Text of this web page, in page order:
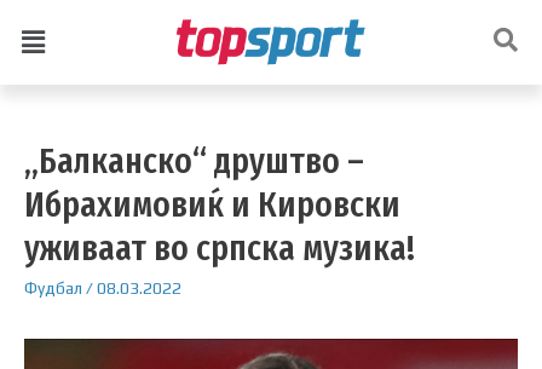
„Балканско“ друштво –
Ибрахимовиќ и Кировски
уживаат во српска музика!
Фудбал /08.03.2022